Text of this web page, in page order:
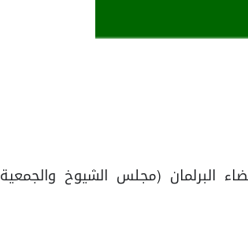
البرلمان (مجلس الشيوخ والجمعية